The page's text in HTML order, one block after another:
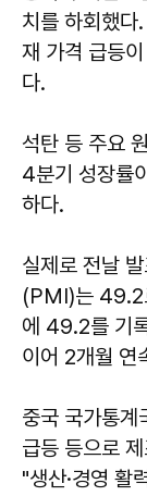
치를 하회했다
재 가격 급등
다.
석탄 등 주요
4분기 성장률
하다.
실제로 전날
(PMI)는 49.2
에 49.2를 기
이어 2개월 연
중국 국가통계
급등 등으로
"생산·경영 활